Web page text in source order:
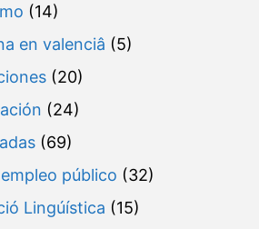
(14)
en valenciâ (5)
(20)
(24)
(69)
público (32)
Lingúística (15)